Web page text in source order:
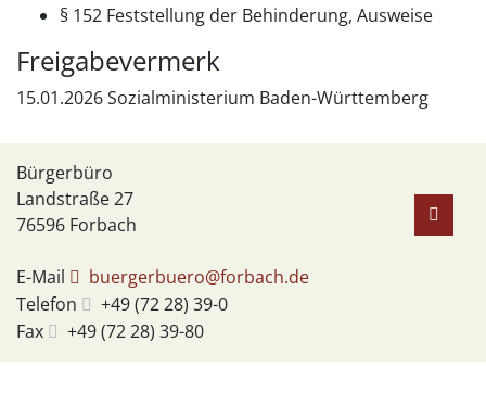
§ 152 Feststellung der Behinderung, Ausweise
Freigabevermerk
15.01.2026Sozialministerium Baden-Württemberg
Bürgerbüro
Landstraße 27
76596 Forbach
E-Mail
buergerbuero@forbach.de
Telefon
+49 (7228) 39-0
Fax
+49 (7228) 39-80